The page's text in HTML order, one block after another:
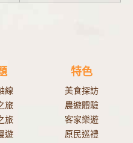
線
旅
旅
遊
特色
美食探訪
農遊體驗
客家樂遊
原民巡禮